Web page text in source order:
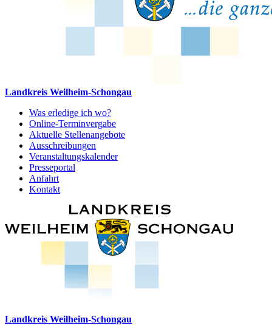
Landkreis Weilheim-Schongau
Was erledige ich wo?
Online-Terminvergabe
Aktuelle Stellenangebote
Ausschreibungen
Veranstaltungskalender
Presseportal
Anfahrt
Kontakt
Landkreis Weilheim-Schongau